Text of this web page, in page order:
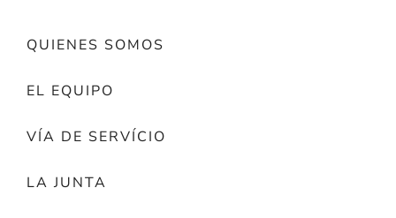
QUIENES SOMOS
EL EQUIPO
VÍA DE SERVÍCIO
LA JUNTA